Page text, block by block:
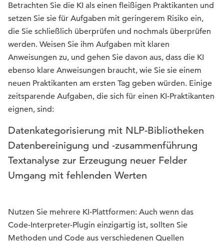
Betrachten Sie die KI als einen fleißigen Praktikanten und
setzen Sie sie für Aufgaben mit geringerem Risiko ein,
die Sie schließlich überprüfen und nochmals überprüfen
werden. Weisen Sie ihm Aufgaben mit klaren
Anweisungen zu, und gehen Sie davon aus, dass die KI
ebenso klare Anweisungen braucht, wie Sie sie einem
neuen Praktikanten am ersten Tag geben würden. Einige
zeitsparende Aufgaben, die sich für einen KI-Praktikanten
eignen, sind:
Datenkategorisierung mit NLP-Bibliotheken
Datenbereinigung und -zusammenführung
Textanalyse zur Erzeugung neuer Felder
Umgang mit fehlenden Werten
Nutzen Sie mehrere KI-Plattformen: Auch wenn das
Code-Interpreter-Plugin einzigartig ist, sollten Sie
Methoden und Code aus verschiedenen Quellen